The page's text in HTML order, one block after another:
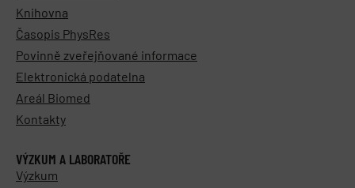
Knihovna
Časopis PhysRes
Povinně zveřejňované informace
Elektronická podatelna
Areál Biomed
Kontakty
VÝZKUM A LABORATOŘE
Výzkum